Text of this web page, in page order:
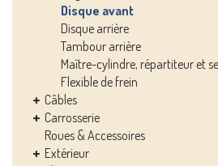
Disque avant
Disque arrière
Tambour arrière
Maître-cylindre, répartiteur et
Flexible de frein
Câbles
Carrosserie
Roues & Accessoires
Extérieur